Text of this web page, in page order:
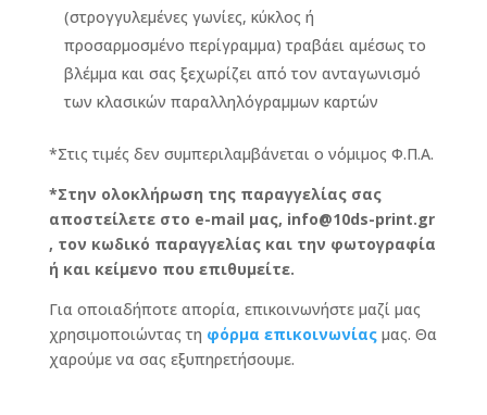
(στρογγυλεμένες γωνίες, κύκλος ή
προσαρμοσμένο περίγραμμα) τραβάει αμέσως το
βλέμμα και σας ξεχωρίζει από τον ανταγωνισμό
των κλασικών παραλληλόγραμμων καρτών
*Στις τιμές δεν συμπεριλαμβάνεται ο νόμιμος Φ.Π.Α.
*Στην ολοκλήρωση της παραγγελίας σας
αποστείλετε στο e-mail μας, info@10ds-print.gr
, τον κωδικό παραγγελίας και την φωτογραφία
ή και κείμενο που επιθυμείτε.
Για οποιαδήποτε απορία, επικοινωνήστε μαζί μας
χρησιμοποιώντας τη φόρμα επικοινωνίαςμας. Θα
χαρούμε να σας εξυπηρετήσουμε.